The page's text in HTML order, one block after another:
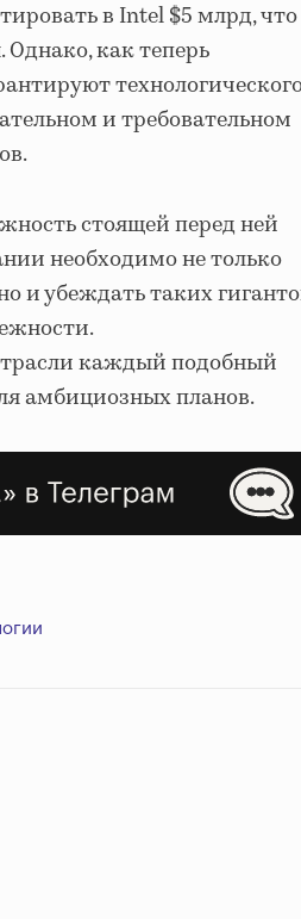
в Intel $5 млрд, что
как теперь
и требовательном
стоящей перед ней
необходимо не только
и убеждать таких
каждый подобный
амбициозных планов.